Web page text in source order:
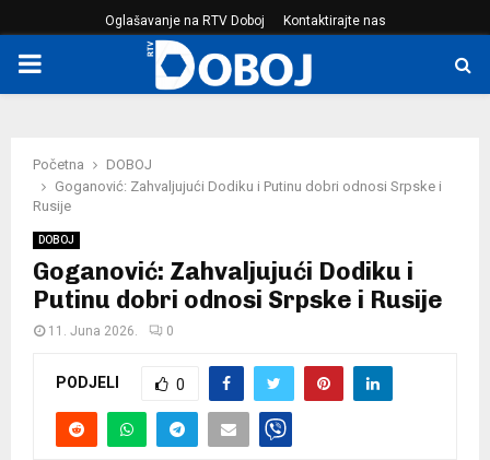
Oglašavanje na RTV Doboj Kontaktirajte nas
PRIMARY
Početna
DOBOJ
Goganović: Zahvaljujući Dodiku i Putinu dobri odnosi Srpske i
Rusije
DOBOJ
Goganović: Zahvaljujući Dodiku i
Putinu dobri odnosi Srpske i Rusije
11. Juna 2026. 0
PODJELI 0